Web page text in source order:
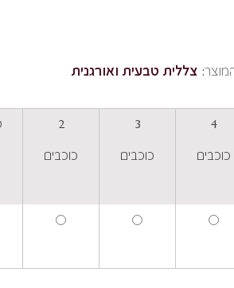
צללית טבעית ואורגנית
4
כוכבים
3
כוכבים
2
כוכבים